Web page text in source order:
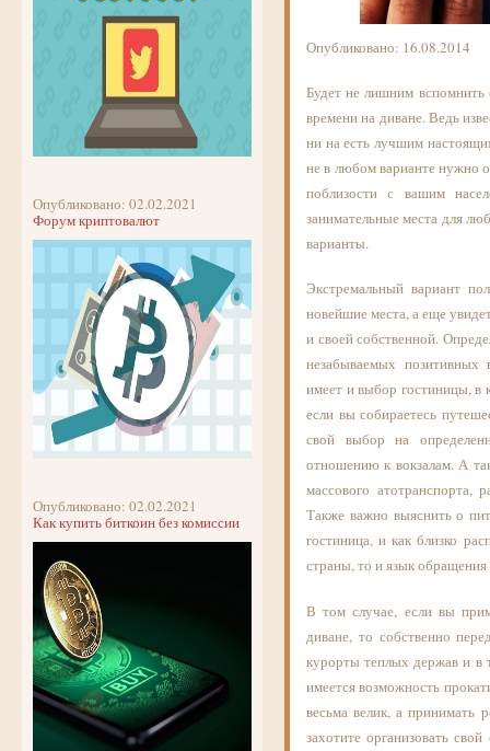
Опубликовано: 02.02.2021
Форум криптовалют
Опубликовано: 02.02.2021
Как купить биткоин без комиссии
Опубликовано: 16.08.2014
Будет не лишним вспомнить
времени на диване. Ведь
ни на есть лучшим
не в любом варианте нужно
поблизости с вашим
занимательные места для
варианты.
Экстремальный вариант
новейшие места, а еще
и своей собственной.
незабываемых позитивных
имеет и выбор гостиницы, в
если вы собираетесь
свой выбор на
отношению к вокзалам. А
массового атотранспорта,
Также важно выяснить о
гостиница, и как близко
страны, то и язык
В том случае, если вы
диване, то собственно
курорты теплых держав и в
имеется возможность
весьма велик, а
захотите организовать